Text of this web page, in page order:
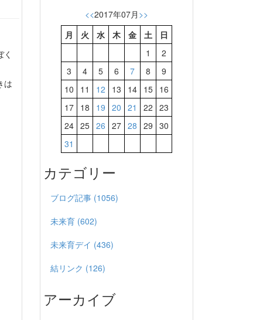
は
<<2017年07月 >>
月
火 水 木 金 土
日
1
2
3
4 5 6 7 8
9
10
11 12 13 14 15 16
17 18 19 20 21 22
23
24 25 26 27 28 29
30
31
カテゴリー
ブログ記事 (1056)
未来育 (602)
未来育デイ (436)
結リンク (126)
アーカイブ